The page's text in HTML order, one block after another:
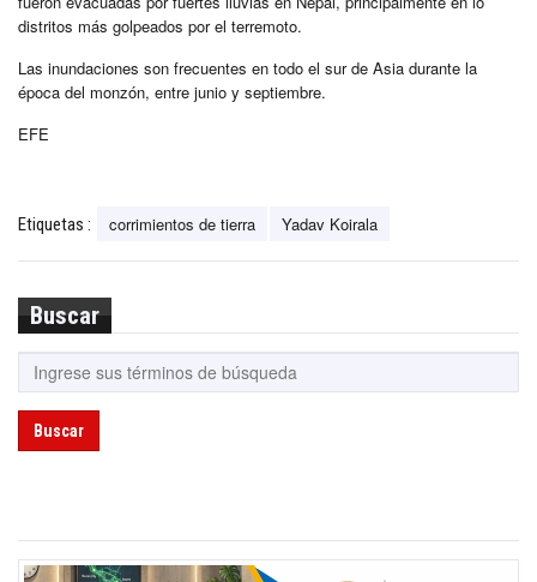
distritos más golpeados por el terremoto.
Las inundaciones son frecuentes en todo el sur de Asia durante la
época del monzón, entre junio y septiembre.
EFE
Etiquetas : corrimientos de tierra Yadav Koirala
Buscar
Buscar